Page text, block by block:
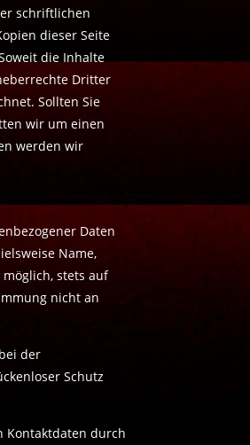
schriftlichen
dieser Seite
die Inhalte
Dritter
Sollten Sie
wir um einen
werden wir
Daten
Name,
stets auf
nicht an
der
Schutz
Kontaktdaten durch